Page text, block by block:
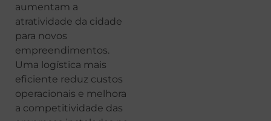
aumentam a
atratividade da cidade
para novos
empreendimentos.
Uma logística mais
eficiente reduz custos
operacionais e melhora
a competitividade das